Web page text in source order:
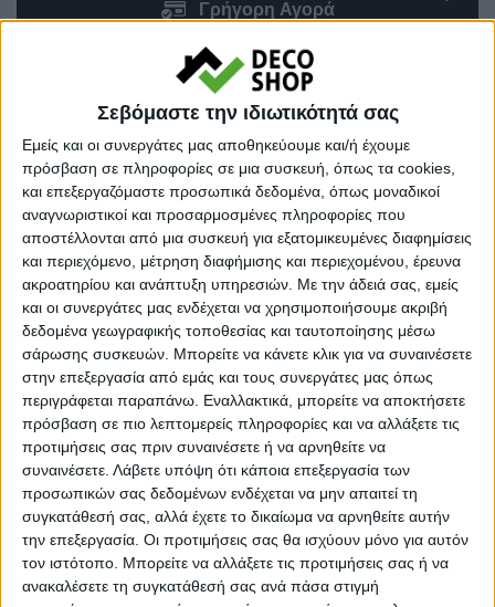
Σεβόμαστε την ιδιωτικότητά σας
Εμείς και οι συνεργάτες μας αποθηκεύουμε και/ή έχουμε
πρόσβαση σε πληροφορίες σε μια συσκευή, όπως τα cookies,
και επεξεργαζόμαστε προσωπικά δεδομένα, όπως μοναδικοί
αναγνωριστικοί και προσαρμοσμένες πληροφορίες που
αποστέλλονται από μια συσκευή για εξατομικευμένες διαφημίσεις
και περιεχόμενο, μέτρηση διαφήμισης και περιεχομένου, έρευνα
ακροατηρίου και ανάπτυξη υπηρεσιών. Με την άδειά σας, εμείς
και οι συνεργάτες μας ενδέχεται να χρησιμοποιήσουμε ακριβή
δεδομένα γεωγραφικής τοποθεσίας και ταυτοποίησης μέσω
σάρωσης συσκευών. Μπορείτε να κάνετε κλικ για να συναινέσετε
στην επεξεργασία από εμάς και τους συνεργάτες μας όπως
περιγράφεται παραπάνω. Εναλλακτικά, μπορείτε να αποκτήσετε
πρόσβαση σε πιο λεπτομερείς πληροφορίες και να αλλάξετε τις
προτιμήσεις σας πριν συναινέσετε ή να αρνηθείτε να
συναινέσετε. Λάβετε υπόψη ότι κάποια επεξεργασία των
προσωπικών σας δεδομένων ενδέχεται να μην απαιτεί τη
συγκατάθεσή σας, αλλά έχετε το δικαίωμα να αρνηθείτε αυτήν
την επεξεργασία. Οι προτιμήσεις σας θα ισχύουν μόνο για αυτόν
τον ιστότοπο. Μπορείτε να αλλάξετε τις προτιμήσεις σας ή να
ανακαλέσετε τη συγκατάθεσή σας ανά πάσα στιγμή
Προσθήκη στο καλάθι
Κωδικός προϊόντος :128322
Κάνε μια ερώτηση Share
Κατηγορία:
ΝΤΟΥΛΑΠΙΑ ΚΟΥΖΙΝΑΣ
Tag:
ΝΤΟΥΛΑΠΙΑ ΚΟΥΖΙΝΑΣ
Μάρκα:AlphaB2B
Εγγυημένες & Ασφαλείς Συναλλαγές